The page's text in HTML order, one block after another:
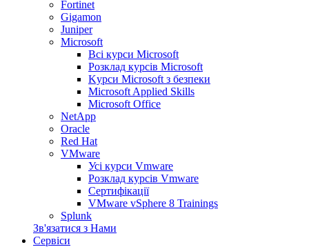
Fortinet
Gigamon
Juniper
Microsoft
Всі курси Microsoft
Розклад курсів Microsoft
Kyрси Microsoft з безпеки
Microsoft Applied Skills
Microsoft Office
NetApp
Oracle
Red Hat
VMware
Усі курси Vmware
Розклад курсів Vmware
Сертифікації
VMware vSphere 8 Trainings
Splunk
Зв'язатися з Нами
Сервіси